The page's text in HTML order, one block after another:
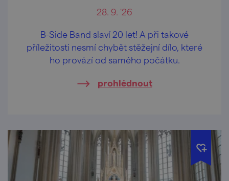
28. 9. '26
B-Side Band slaví 20 let! A při takové
příležitosti nesmí chybět stěžejní dílo, které
ho provází od samého počátku.
prohlédnout